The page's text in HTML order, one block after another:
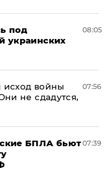
под
украинских
08:05
войны
не сдадутся,
07:56
БПЛА бьют07:39